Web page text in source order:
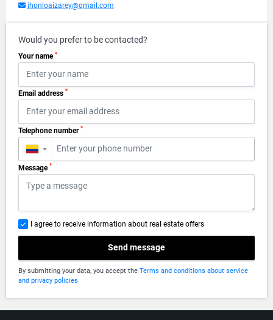
jhonloaizarey@gmail.com
Would you prefer to be contacted?
Your name *
Email address *
Telephone number *
▼
Message *
I agree to receive information about real estate offers
Send message
By submitting your data, you accept the Terms and conditions about service
and privacy policies